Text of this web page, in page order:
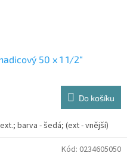
50 x 1 1/2“
Do košíku
barva - šedá; (ext - vnější)
Kód: 0234605050